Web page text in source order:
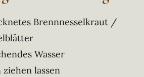
Brennnesselkraut /
Wasser
lassen